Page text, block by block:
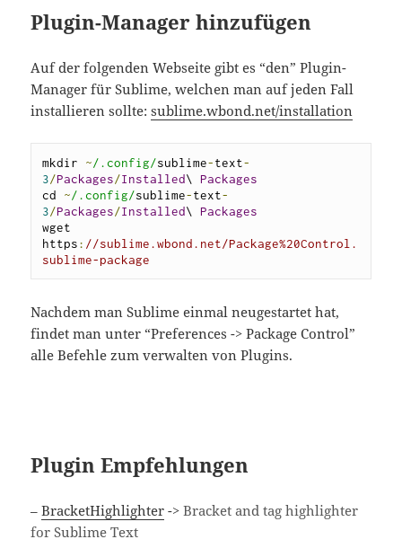
Plugin-Manager hinzufügen
Auf der folgenden Webseite gibt es “den” Plugin-
Manager für Sublime, welchen man auf jeden Fall
installieren sollte:sublime.wbond.net/installation
mkdir ~/.config/sublime-text-
3/Packages/Installed\ Packages
cd ~/.config/sublime-text-
3/Packages/Installed\ Packages
wget
https: //sublime.wbond.net/Package%20Control.
sublime-package
Nachdem man Sublime einmal neugestartet hat,
findet man unter “Preferences -> Package Control”
alle Befehle zum verwalten von Plugins.
Plugin Empfehlungen
–BracketHighlighter ->Bracket and tag highlighter
for Sublime Text